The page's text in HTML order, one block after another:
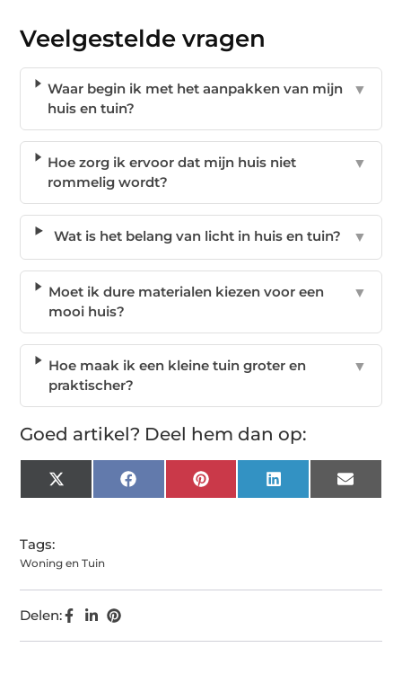
Veelgestelde vragen
Waar begin ik met het aanpakken van mijn
huis en tuin?
▼
Hoe zorg ik ervoor dat mijn huis niet
rommelig wordt?
▼
Wat is het belang van licht in huis en tuin? ▼
Moet ik dure materialen kiezen voor een
mooi huis?
▼
Hoe maak ik een kleine tuin groter en
praktischer?
▼
Goed artikel? Deel hem dan op:
X
(Twitter)
FacebookPinterest LinkedIn Email
Tags:
Woning en Tuin
Delen: